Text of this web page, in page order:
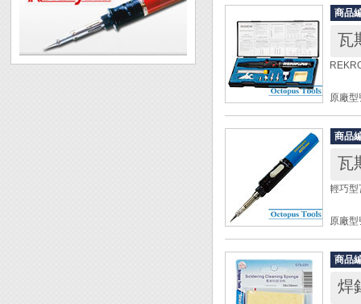
輸出
熱風
第
◆ 用途
冷凍
◆ 出風
產品
商品
瓦
原廠
瓦斯
瓦斯
使用
全長
寬度
適用
[工作
火焰
商品
瓦
輕巧
原廠
全長
重量
烙鐵
商品
焊